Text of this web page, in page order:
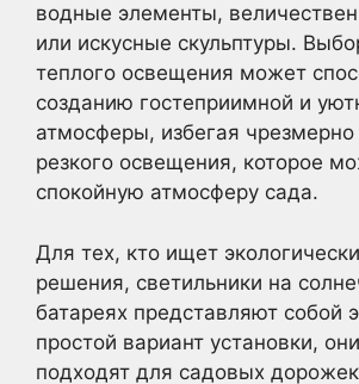
водные элементы,
или искусные скульптуры.
теплого освещения может
созданию гостеприимной и
атмосферы, избегая чрезмерно
резкого освещения, которое
спокойную атмосферу сада.
Для тех, кто ищет
решения, светильники на
батареях представляют собой
простой вариант установки,
подходят для садовых